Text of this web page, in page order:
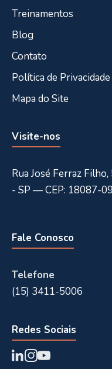
Treinamentos
Blog
Contato
Política de Privacidade
Mapa do Site
Visite-nos
Rua José Ferraz
- SP — CEP: 18087-
Fale Conosco
Telefone
(15) 3411-5006
Redes Sociais